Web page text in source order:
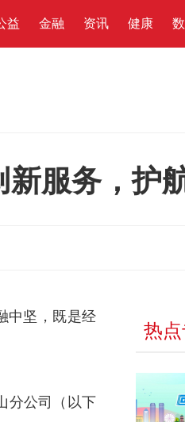
益 金融 资讯 健康
服务，护
中坚，既是经
分公司（以下
热